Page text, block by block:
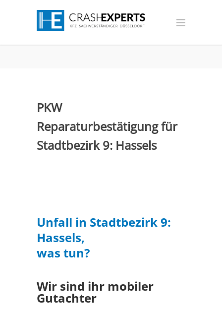
PKW
Reparaturbestätigung für
Stadtbezirk 9: Hassels
Unfall in Stadtbezirk 9:
Hassels,
was tun?
Wir sind ihr mobiler
Gutachter